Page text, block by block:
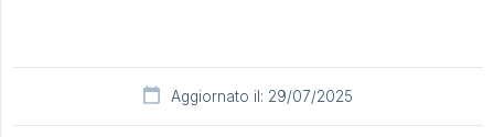
Aggiornato il: 29/07/2025